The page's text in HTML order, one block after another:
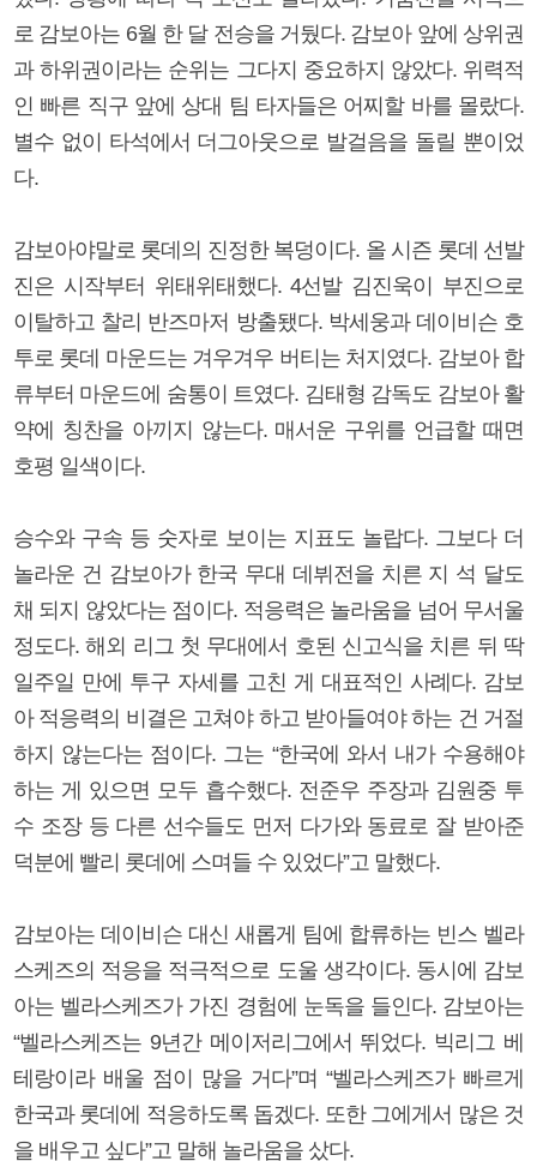
로 감보아는 6월 한 달 전승을 거뒀다. 감보아 앞에 상위권
과 하위권이라는 순위는 그다지 중요하지 않았다. 위력적
인 빠른 직구 앞에 상대 팀 타자들은 어찌할 바를 몰랐다.
별수 없이 타석에서 더그아웃으로 발걸음을 돌릴 뿐이었
다.
감보아야말로 롯데의 진정한 복덩이다. 올 시즌 롯데 선발
진은 시작부터 위태위태했다. 4선발 김진욱이 부진으로
이탈하고 찰리 반즈마저 방출됐다. 박세웅과 데이비슨 호
투로 롯데 마운드는 겨우겨우 버티는 처지였다. 감보아 합
류부터 마운드에 숨통이 트였다. 김태형 감독도 감보아 활
약에 칭찬을 아끼지 않는다. 매서운 구위를 언급할 때면
호평 일색이다.
승수와 구속 등 숫자로 보이는 지표도 놀랍다. 그보다 더
놀라운 건 감보아가 한국 무대 데뷔전을 치른 지 석 달도
채 되지 않았다는 점이다. 적응력은 놀라움을 넘어 무서울
정도다. 해외 리그 첫 무대에서 호된 신고식을 치른 뒤 딱
일주일 만에 투구 자세를 고친 게 대표적인 사례다. 감보
아 적응력의 비결은 고쳐야 하고 받아들여야 하는 건 거절
하지 않는다는 점이다. 그는 “한국에 와서 내가 수용해야
하는 게 있으면 모두 흡수했다. 전준우 주장과 김원중 투
수 조장 등 다른 선수들도 먼저 다가와 동료로 잘 받아준
덕분에 빨리 롯데에 스며들 수 있었다”고 말했다.
감보아는 데이비슨 대신 새롭게 팀에 합류하는 빈스 벨라
스케즈의 적응을 적극적으로 도울 생각이다. 동시에 감보
아는 벨라스케즈가 가진 경험에 눈독을 들인다. 감보아는
“벨라스케즈는 9년간 메이저리그에서 뛰었다. 빅리그 베
테랑이라 배울 점이 많을 거다”며 “벨라스케즈가 빠르게
한국과 롯데에 적응하도록 돕겠다. 또한 그에게서 많은 것
을 배우고 싶다”고 말해 놀라움을 샀다.